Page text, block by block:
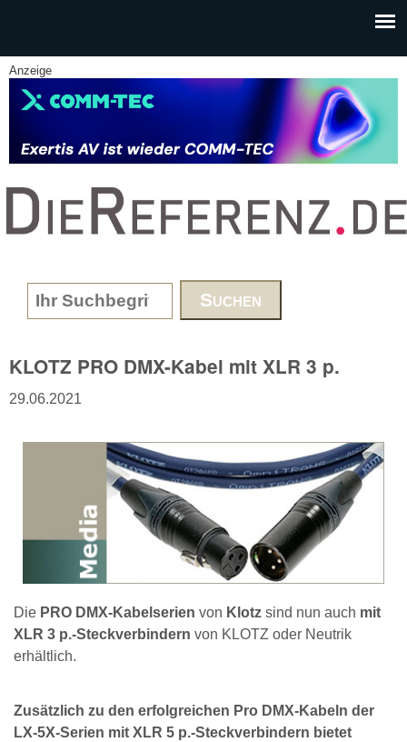
Anzeige
www.DieReferenz.de
Search form
KLOTZ PRO DMX-Kabel mit XLR 3 p.
29.06.2021
Die PRO DMX-Kabelserien von Klotz sind nun auch mit
XLR 3 p.-Steckverbindern von KLOTZ oder Neutrik
erhältlich.
Zusätzlich zu den erfolgreichen Pro DMX-Kabeln der
LX-5X-Serien mit XLR 5 p.-Steckverbindern bietet